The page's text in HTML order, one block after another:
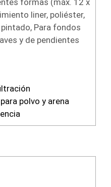
formas (máx. 12 x
liner, poliéster,
Para fondos
y de pendientes
polvo y arena